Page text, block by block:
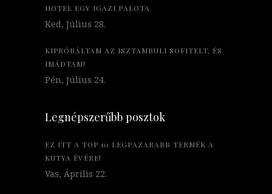
HOTEL EGY IGAZI PALOTA
Ked, Július 28.
KIPRÓBÁLTAM AZ ISZTAMBULI SOFITELT, ÉS
IMÁDTAM!
Pén, Július 24.
Legnépszerűbb posztok
EZ ITT A TOP 10 LEGPAZARABB TERMÉK A
KUTYA ÉVÉRE!
Vas, Április 22.